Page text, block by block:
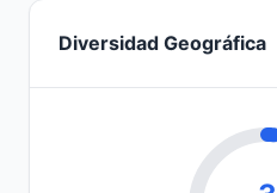
Diversidad Geográfica